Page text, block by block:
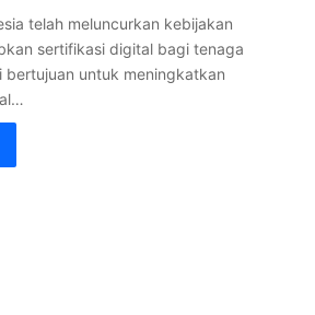
telah meluncurkan kebijakan
sertifikasi digital bagi tenaga
bertujuan untuk meningkatkan